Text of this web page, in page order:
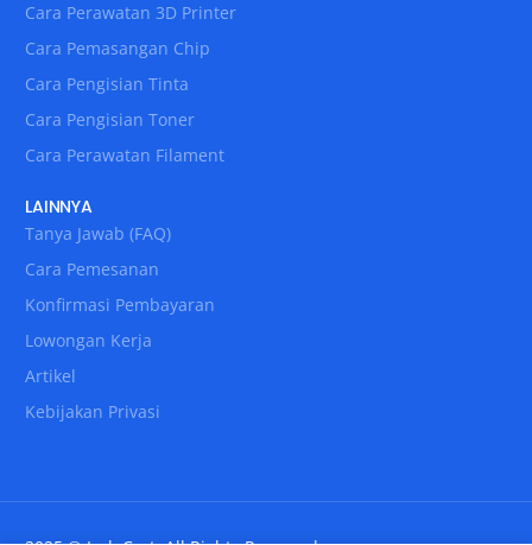
Cara Perawatan 3D Printer
Cara Pemasangan Chip
Cara Pengisian Tinta
Cara Pengisian Toner
Cara Perawatan Filament
LAINNYA
Tanya Jawab (FAQ)
Cara Pemesanan
Konfirmasi Pembayaran
Lowongan Kerja
Artikel
Kebijakan Privasi